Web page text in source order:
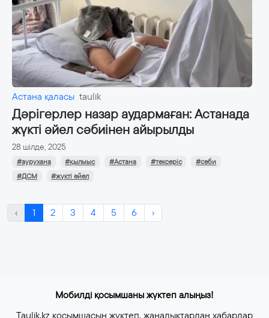
Астана қаласы taulik
Дәрігерлер назар аудармаған: Астанада
жүкті әйел сәбиінен айырылды
28 шілде, 2025
#аурухана #қылмыс #Астана #тексеріс
#сәби
#ДСМ
#жүкті әйел
‹ 1 2 3 4 5 6 ›
Мобилді қосымшаны жүктеп алыңыз!